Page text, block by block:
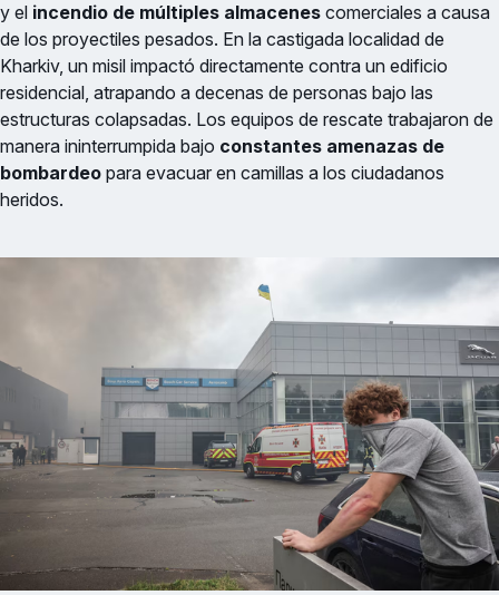
y el incendio de múltiples almacenes comerciales a causa
de los proyectiles pesados. En la castigada localidad de
Kharkiv, un misil impactó directamente contra un edificio
residencial, atrapando a decenas de personas bajo las
estructuras colapsadas. Los equipos de rescate trabajaron de
manera ininterrumpida bajo constantes amenazas de
bombardeo para evacuar en camillas a los ciudadanos
heridos.